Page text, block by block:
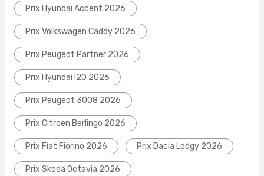
Prix Hyundai Accent 2026
Prix Volkswagen Caddy 2026
Prix Peugeot Partner 2026
Prix Hyundai I20 2026
Prix Peugeot 3008 2026
Prix Citroen Berlingo 2026
Prix Fiat Fiorino 2026 Prix Dacia Lodgy 2026
Prix Skoda Octavia 2026